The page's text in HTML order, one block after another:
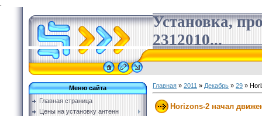
Установка,
2312010...
Меню сайта
Главная страница
Цены на установку антенн
Главная » 2011 » Декабрь » 29 »
Horizons-2 начал